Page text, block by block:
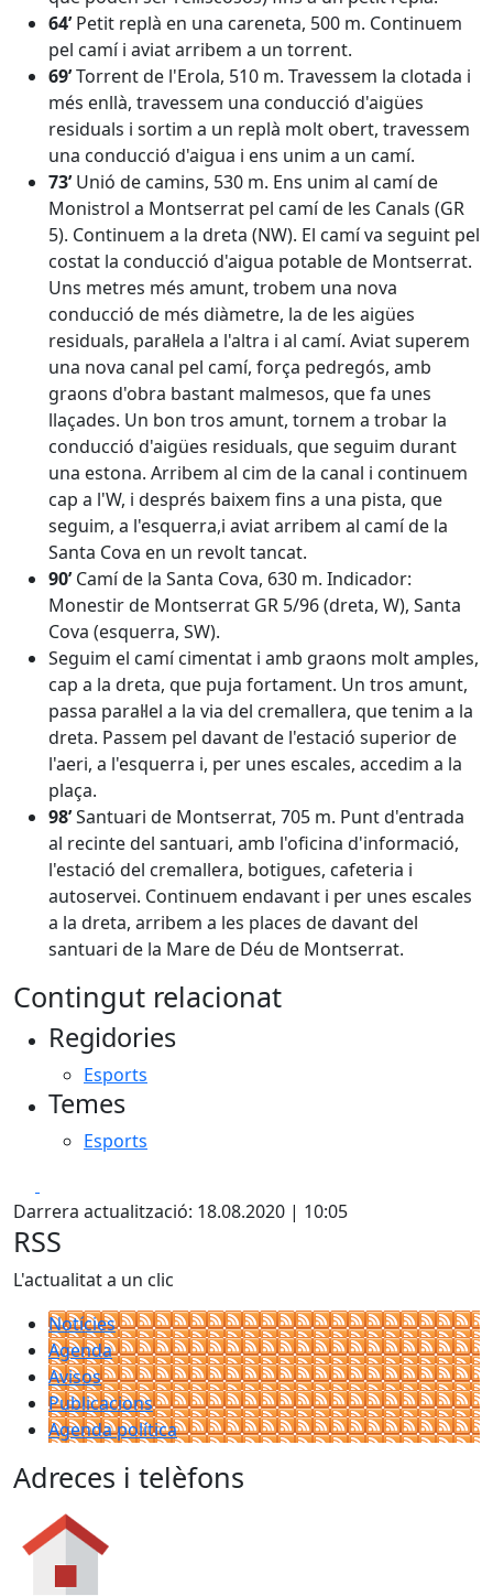
64’Petit replà en una careneta, 500 m. Continuem
pel camí i aviat arribem a un torrent.
69’Torrent de l'Erola, 510 m. Travessem la clotada i
més enllà, travessem una conducció d'aigües
residuals i sortim a un replà molt obert, travessem
una conducció d'aigua i ens unim a un camí.
73’Unió de camins, 530 m. Ens unim al camí de
Monistrol a Montserrat pel camí de les Canals (GR
5). Continuem a la dreta (NW). El camí va seguint pel
costat la conducció d'aigua potable de Montserrat.
Uns metres més amunt, trobem una nova
conducció de més diàmetre, la de les aigües
residuals, paral·lela a l'altra i al camí. Aviat superem
una nova canal pel camí, força pedregós, amb
graons d'obra bastant malmesos, que fa unes
llaçades. Un bon tros amunt, tornem a trobar la
conducció d'aigües residuals, que seguim durant
una estona. Arribem al cim de la canal i continuem
cap a l'W, i després baixem fins a una pista, que
seguim, a l'esquerra,i aviat arribem al camí de la
Santa Cova en un revolt tancat.
90’Camí de la Santa Cova, 630 m. Indicador:
Monestir de Montserrat GR 5/96 (dreta, W), Santa
Cova (esquerra, SW).
Seguim el camí cimentat i amb graons molt amples,
cap a la dreta, que puja fortament. Un tros amunt,
passa paral·lel a la via del cremallera, que tenim a la
dreta. Passem pel davant de l'estació superior de
l'aeri, a l'esquerra i, per unes escales, accedim a la
plaça.
98’Santuari de Montserrat, 705 m. Punt d'entrada
al recinte del santuari, amb l'oficina d'informació,
l'estació del cremallera, botigues, cafeteria i
autoservei. Continuem endavant i per unes escales
a la dreta, arribem a les places de davant del
santuari de la Mare de Déu de Montserrat.
Contingut relacionat
Regidories
Esports
Temes
Esports
Darrera actualització: 18.08.2020 | 10:05
RSS
L'actualitat a un clic
Notícies
Agenda
Avisos
Publicacions
Agenda política
Adreces i telèfons